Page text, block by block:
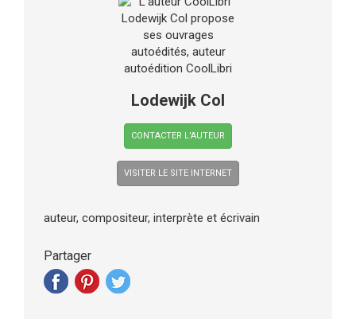
Lodewijk Col
CONTACTER L’AUTEUR
VISITER LE SITE INTERNET
auteur, compositeur, interprète et écrivain
Partager